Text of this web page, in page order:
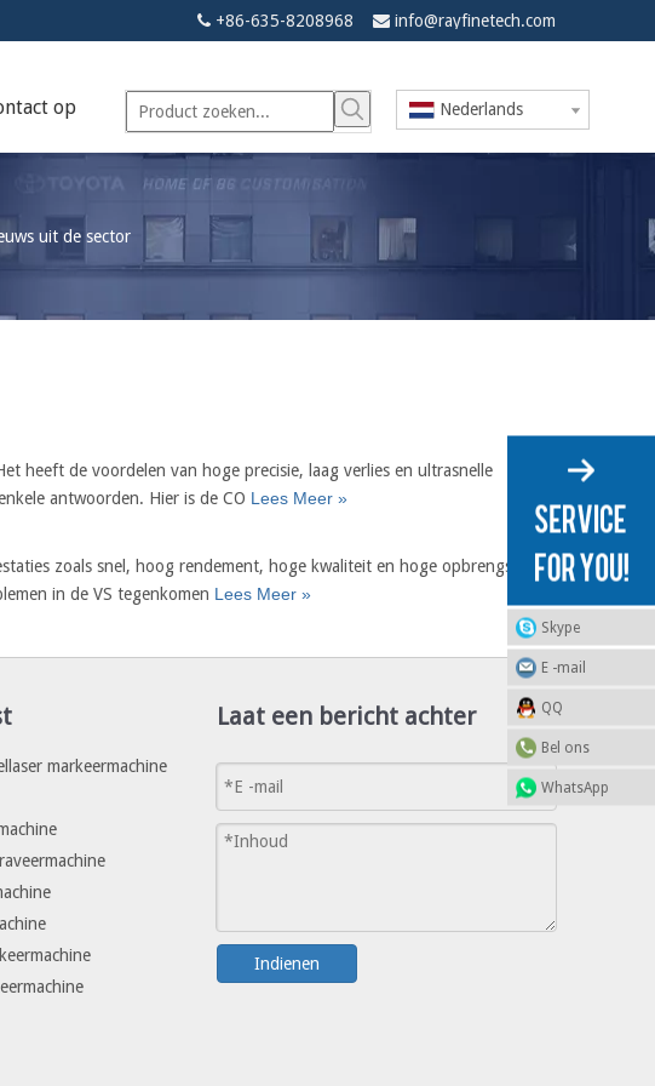
 +86-635-8208968  info@rayfinetech.com
op Nederlands
uit de sector
heeft de voordelen van hoge precisie, laag verlies en ultrasnelle
antwoorden. Hier is de CO Lees Meer »
zoals snel, hoog rendement, hoge kwaliteit en hoge opbrengst.
in de VS tegenkomen Lees Meer »
markeermachine
Laat een bericht achter
Indienen
Skype
E -mail
QQ
Bel ons
WhatsApp